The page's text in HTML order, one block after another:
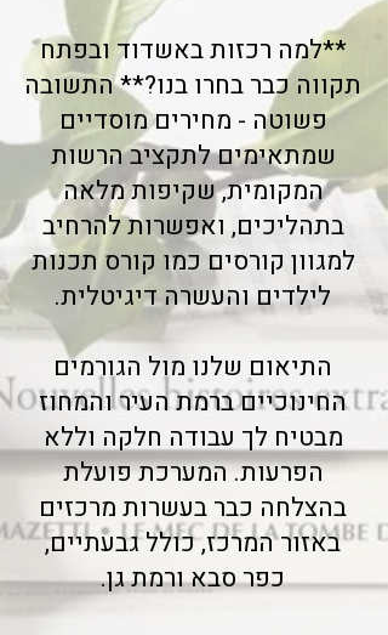
**למה רכזות באשדוד ובפתח
תקווה כבר בחרו בנו?** התשובה
פשוטה - מחירים מוסדיים
שמתאימים לתקציב הרשות
המקומית, שקיפות מלאה
בתהליכים, ואפשרות להרחיב
למגוון קורסים כמו קורס תכנות
לילדים והעשרה דיגיטלית.
התיאום שלנו מול הגורמים
החינוכיים ברמת העיר והמחוז
מבטיח לך עבודה חלקה וללא
הפרעות. המערכת פועלת
בהצלחה כבר בעשרות מרכזים
באזור המרכז, כולל גבעתיים,
כפר סבא ורמת גן.